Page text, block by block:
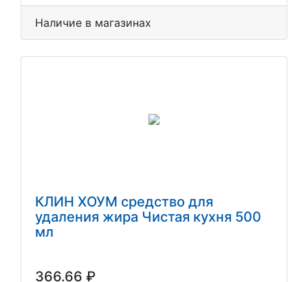
Наличие в магазинах
КЛИН ХОУМ средство для
удаления жира Чистая кухня 500
мл
366.66 ₽